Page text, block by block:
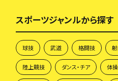
スポーツジャンルから探す
球技 武道 格闘技
陸上競技 ダンス・チア 体操